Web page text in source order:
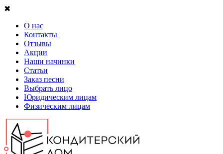
✖
О нас
Контакты
Отзывы
Акции
Наши начинки
Статьи
Заказ песни
Выбрать лицо
Юридическим лицам
Физическим лицам